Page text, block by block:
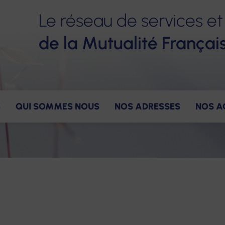
Le réseau de services
de la Mutualité
QUI SOMMES NOUS NOS ADRESSES NOS